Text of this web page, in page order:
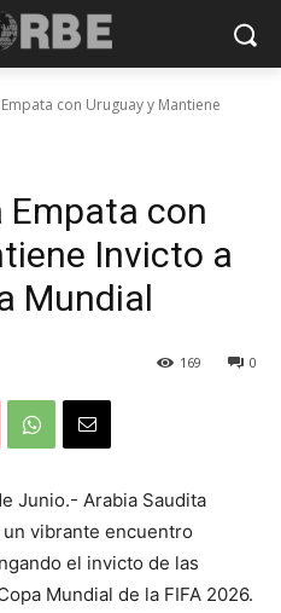
con Uruguay y Mantiene
Empata con
Invicto a
Mundial
0
169
Junio.- Arabia Saudita
vibrante encuentro
el invicto de las
Mundial de la FIFA 2026.